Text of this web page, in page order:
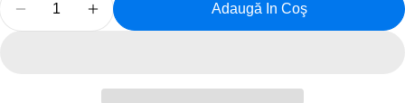
Reduceți Cantitatea Pentru Angrenaj Pedalier Sram
Creșteți Cantitatea Pentru Angrenaj
Adaugă In Coş